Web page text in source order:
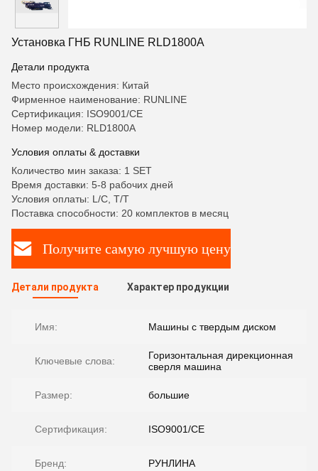
Установка ГНБ RUNLINE RLD1800A
Детали продукта
Место происхождения: Китай
Фирменное наименование: RUNLINE
Сертификация: ISO9001/CE
Номер модели: RLD1800A
Условия оплаты & доставки
Количество мин заказа: 1 SET
Время доставки: 5-8 рабочих дней
Условия оплаты: L/C, T/T
Поставка способности: 20 комплектов в месяц
Получите самую лучшую цену
Детали продукта Характер продукции
Имя: Машины с твердым диском
Ключевые слова:
Горизонтальная дирекционная
сверля машина
Размер: большие
Сертификация: ISO9001/CE
Бренд: РУНЛИНА